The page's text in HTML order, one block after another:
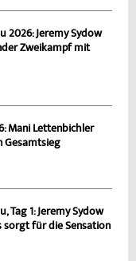
2026: Jeremy Sydow
Zweikampf mit
Mani Lettenbichler
Gesamtsieg
Tag 1: Jeremy Sydow
sorgt für die Sensation